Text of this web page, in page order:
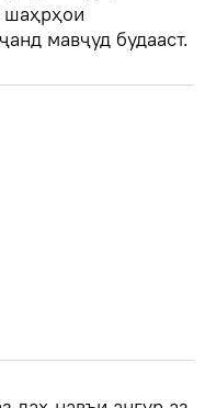
шаҳрҳои
мавҷуд будааст.